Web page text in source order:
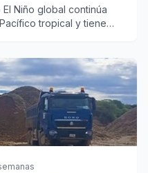
Niño global continúa
tropical y tiene